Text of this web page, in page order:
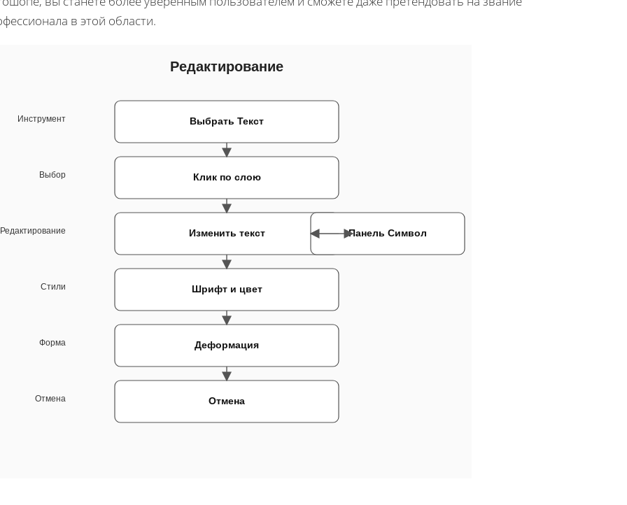
в этой области.
Редактирование
Выбрать Текст
Клик по слою
Изменить текст
Шрифт и цвет
Деформация
Отмена
Панель Символ
Инструмент
Выбор
Редактирование
Стили
Форма
Отмена